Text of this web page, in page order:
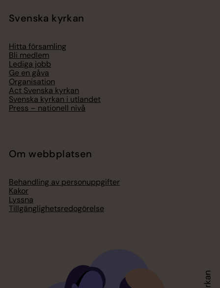
Svenska kyrkan
Hitta församling
Bli medlem
Lediga jobb
Ge en gåva
Organisation
Act Svenska kyrkan
Svenska kyrkan i utlandet
Press – nationell nivå
Om webbplatsen
Behandling av personuppgifter
Kakor
Lyssna
Tillgänglighetsredogörelse